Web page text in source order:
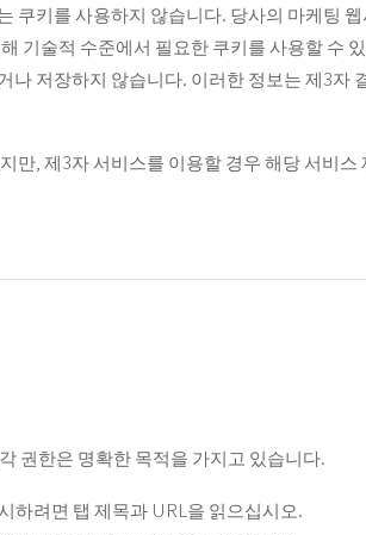
쿠키를 사용하지 않습니다. 당사의 마케팅
기술적 수준에서 필요한 쿠키를 사용할 수
저장하지 않습니다. 이러한 정보는 제3자
만, 제3자 서비스를 이용할 경우 해당 서비스
권한은 명확한 목적을 가지고 있습니다.
하려면 탭 제목과 URL을 읽으십시오.